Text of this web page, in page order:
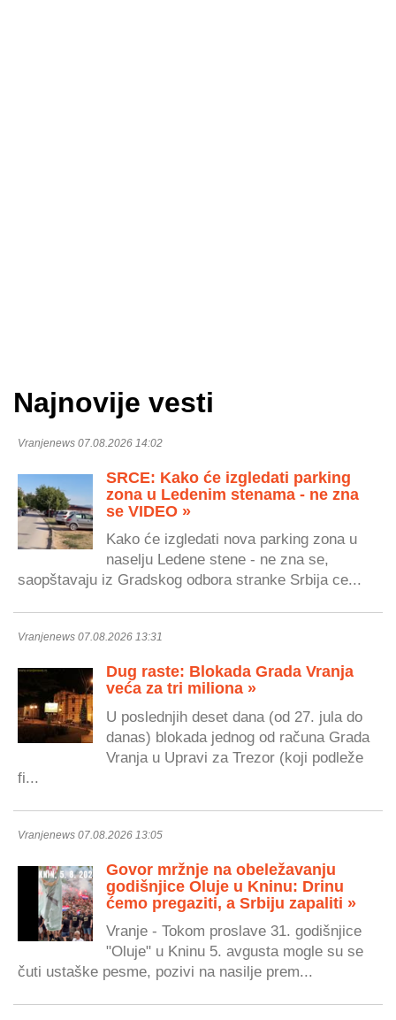
Najnovije vesti
Vranjenews 07.08.2026 14:02
SRCE: Kako će izgledati parking
zona u Ledenim stenama - ne zna
se VIDEO »
Kako će izgledati nova parking zona u
naselju Ledene stene - ne zna se,
saopštavaju iz Gradskog odbora stranke Srbija ce...
Vranjenews 07.08.2026 13:31
Dug raste: Blokada Grada Vranja
veća za tri miliona »
U poslednjih deset dana (od 27. jula do
danas) blokada jednog od računa Grada
Vranja u Upravi za Trezor (koji podleže
fi...
Vranjenews 07.08.2026 13:05
Govor mržnje na obeležavanju
godišnjice Oluje u Kninu: Drinu
ćemo pregaziti, a Srbiju zapaliti »
Vranje - Tokom proslave 31. godišnjice
"Oluje" u Kninu 5. avgusta mogle su se
čuti ustaške pesme, pozivi na nasilje prem...